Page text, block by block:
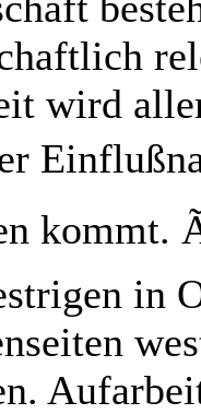
wird
kommt.
in